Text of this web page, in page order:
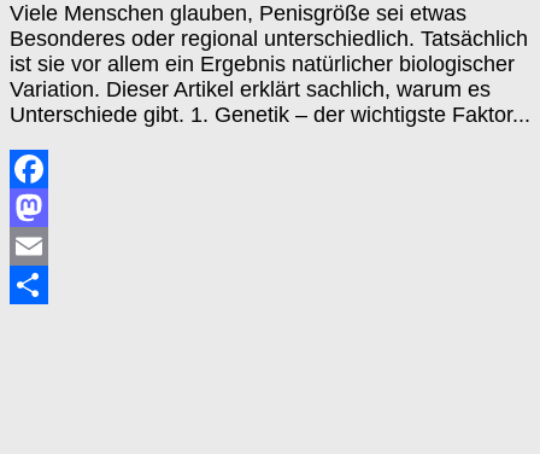
Viele Menschen glauben, Penisgröße sei etwas
Besonderes oder regional unterschiedlich. Tatsächlich
ist sie vor allem ein Ergebnis natürlicher biologischer
Variation. Dieser Artikel erklärt sachlich, warum es
Unterschiede gibt. 1. Genetik – der wichtigste Faktor...
Facebook
Mastodon
Email